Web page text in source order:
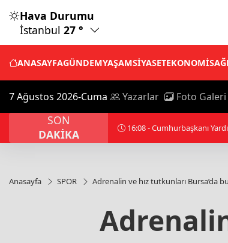
Hava Durumu
İstanbul 27 °
ANASAYFAGÜNDEMYAŞAMSİYASETEKONOMİ
7 Ağustos 2026-Cuma Yazarlar Foto Galeri
SON
DAKİKA
16:37 - BDDK'den tasarruf
Anasayfa SPOR Adrenalin ve hız tutkunları Bursa’da